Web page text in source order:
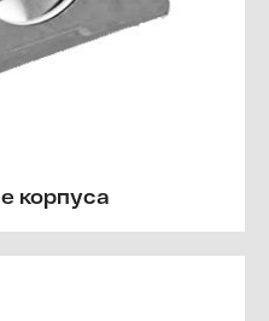
корпуса